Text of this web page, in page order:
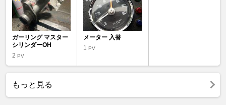
ガーリング マスター
シリンダーOH
2 PV
メーター 入替
1PV
もっと見る